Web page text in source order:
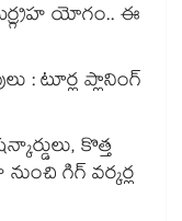
యోగం.. ఈ
: టూర్ల ప్లానింగ్
కొత్త
గిగ్ వర్కర్ల